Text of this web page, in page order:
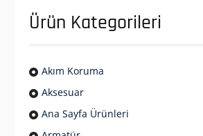
Ürün Kategorileri
Akım Koruma
Aksesuar
Ana Sayfa Ürünleri